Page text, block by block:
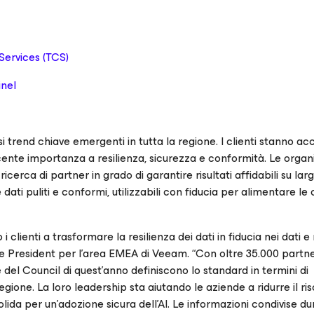
(TCS)
chiave emergenti in tutta la regione. I clienti stanno
importanza a resilienza, sicurezza e conformità. Le
di partner in grado di garantire risultati affidabili su
puliti e conformi, utilizzabili con fiducia per alimentare le
a trasformare la resilienza dei dati in fiducia nei dati e
per l’area EMEA di Veeam. “Con oltre 35.000
Council di quest’anno definiscono lo standard in termini di
La loro leadership sta aiutando le aziende a ridurre il
per un’adozione sicura dell’AI. Le informazioni condivise